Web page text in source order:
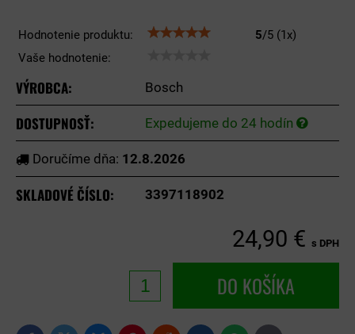
Hodnotenie produktu: 5/5 (1 x)
Vaše hodnotenie:
VÝROBCA: Bosch
DOSTUPNOSŤ: Expedujeme do 24 hodín
Doručíme dňa: 12.8.2026
SKLADOVÉ ČÍSLO: 3397118902
24,90 € s DPH
DO KOŠÍKA